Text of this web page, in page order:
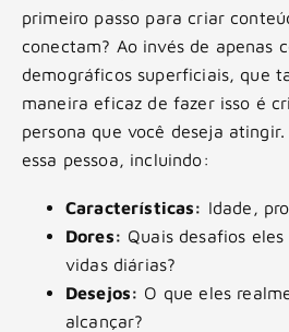
primeiro passo para criar
conectam? Ao invés de apenas
demográficos superficiais, que
maneira eficaz de fazer isso é
persona que você deseja
essa pessoa, incluindo:
Características: Idade,
Dores: Quais desafios
vidas diárias?
Desejos: O que eles
alcançar?